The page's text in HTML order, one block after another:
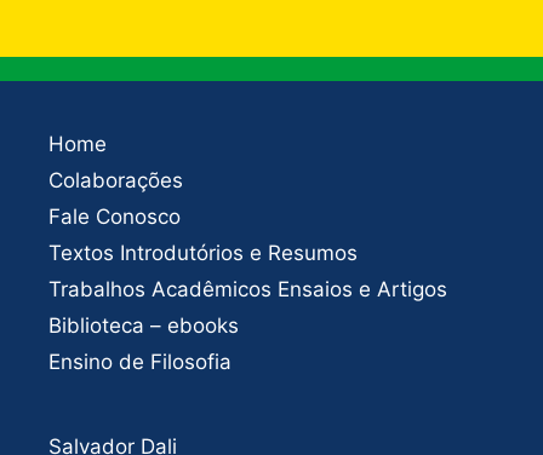
Home
Colaborações
Fale Conosco
Textos Introdutórios e Resumos
Trabalhos Acadêmicos Ensaios e Artigos
Biblioteca – ebooks
Ensino de Filosofia
Salvador Dali